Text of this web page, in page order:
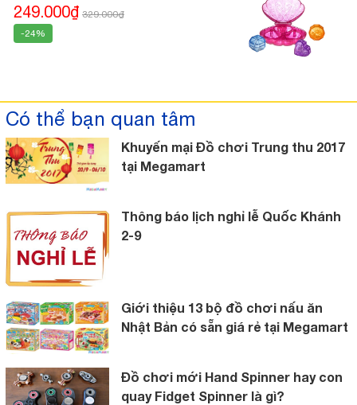
249.000₫ 329.000₫
-24%
Có thể bạn quan tâm
Khuyến mại Đồ chơi Trung thu 2017
tại Megamart
Thông báo lịch nghỉ lễ Quốc Khánh
2-9
Giới thiệu 13 bộ đồ chơi nấu ăn
Nhật Bản có sẵn giá rẻ tại Megamart
Đồ chơi mới Hand Spinner hay con
quay Fidget Spinner là gì?